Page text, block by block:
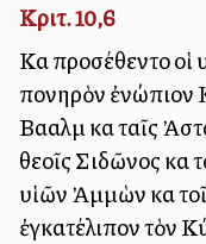
Κριτ. 10,6
Καὶ προσέθεντο οἱ
πονηρὸν ἐνώπιον
Βααλὶμ καὶ ταῖς
θεοῖς Σιδῶνος καὶ
υἱῶν Ἀμμὼν καὶ
ἐγκατέλιπον τὸν